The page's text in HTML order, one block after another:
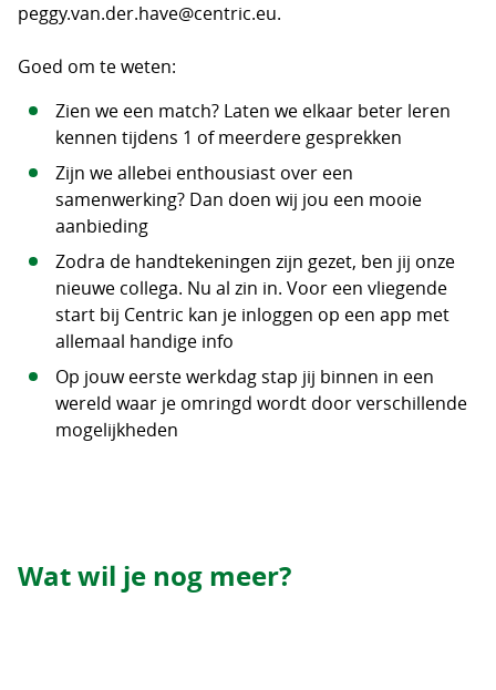
peggy.van.der.have@centric.eu.
Goed om te weten:
Zien we een match? Laten we elkaar beter leren
kennen tijdens 1 of meerdere gesprekken
Zijn we allebei enthousiast over een
samenwerking? Dan doen wij jou een mooie
aanbieding
Zodra de handtekeningen zijn gezet, ben jij onze
nieuwe collega. Nu al zin in. Voor een vliegende
start bij Centric kan je inloggen op een app met
allemaal handige info
Op jouw eerste werkdag stap jij binnen in een
wereld waar je omringd wordt door verschillende
mogelijkheden
Wat wil je nog meer?